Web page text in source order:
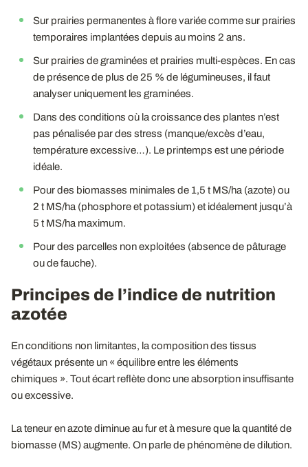
Sur prairies permanentes à flore variée comme sur prairies
temporaires implantées depuis au moins 2 ans.
Sur prairies de graminées et prairies multi-espèces. En cas
de présence de plus de 25 % de légumineuses, il faut
analyser uniquement les graminées.
Dans des conditions où la croissance des plantes n’est
pas pénalisée par des stress (manque/excès d’eau,
température excessive…). Le printemps est une période
idéale.
Pour des biomasses minimales de 1,5 t MS/ha (azote) ou
2 t MS/ha (phosphore et potassium) et idéalement jusqu’à
5 t MS/ha maximum.
Pour des parcelles non exploitées (absence de pâturage
ou de fauche).
Principes de l’indice de nutrition
azotée
En conditions non limitantes, la composition des tissus
végétaux présente un « équilibre entre les éléments
chimiques ». Tout écart reflète donc une absorption insuffisante
ou excessive.
La teneur en azote diminue au fur et à mesure que la quantité de
biomasse (MS) augmente. On parle de phénomène de dilution.